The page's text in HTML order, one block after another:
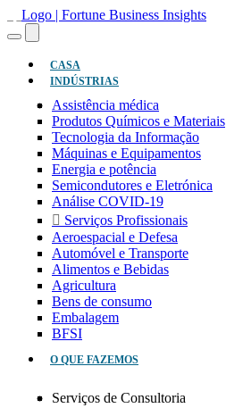
CASA
INDÚSTRIAS
Assistência médica
Produtos Químicos e Materiais
Tecnologia da Informação
Máquinas e Equipamentos
Energia e potência
Semicondutores e Eletrónica
Análise COVID-19
Serviços Profissionais
Aeroespacial e Defesa
Automóvel e Transporte
Alimentos e Bebidas
Agricultura
Bens de consumo
Embalagem
BFSI
O QUE FAZEMOS
Serviços de Consultoria